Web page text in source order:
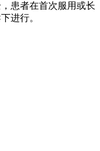
患者在首次服用或长
进行。